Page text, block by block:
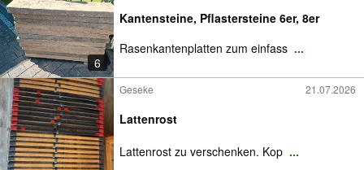
6
Kantensteine, Pflastersteine 6er, 8er
Rasenkantenplatten zum einfass ...
Geseke 21.07.2026
Lattenrost
Lattenrost zu verschenken. Kop ...